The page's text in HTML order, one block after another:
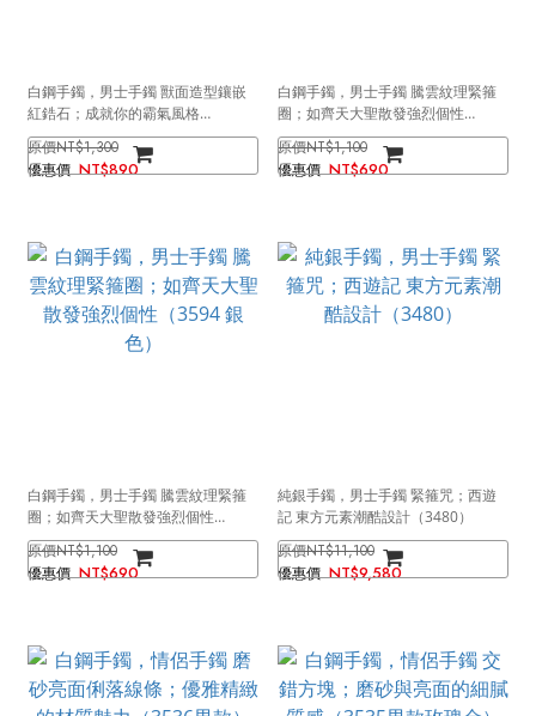
白鋼手鐲，男士手鐲 獸面造型鑲嵌
紅鋯石；成就你的霸氣風格
（3582）
NT$1,300
NT$890
白鋼手鐲，男士手鐲 騰雲紋理緊箍
圈；如齊天大聖散發強烈個性
（3594古銀）
NT$1,100
NT$690
白鋼手鐲，男士手鐲 騰雲紋理緊箍
圈；如齊天大聖散發強烈個性
（3594 銀色）
NT$1,100
NT$690
純銀手鐲，男士手鐲 緊箍咒；西遊
記 東方元素潮酷設計（3480）
NT$11,100
NT$9,580